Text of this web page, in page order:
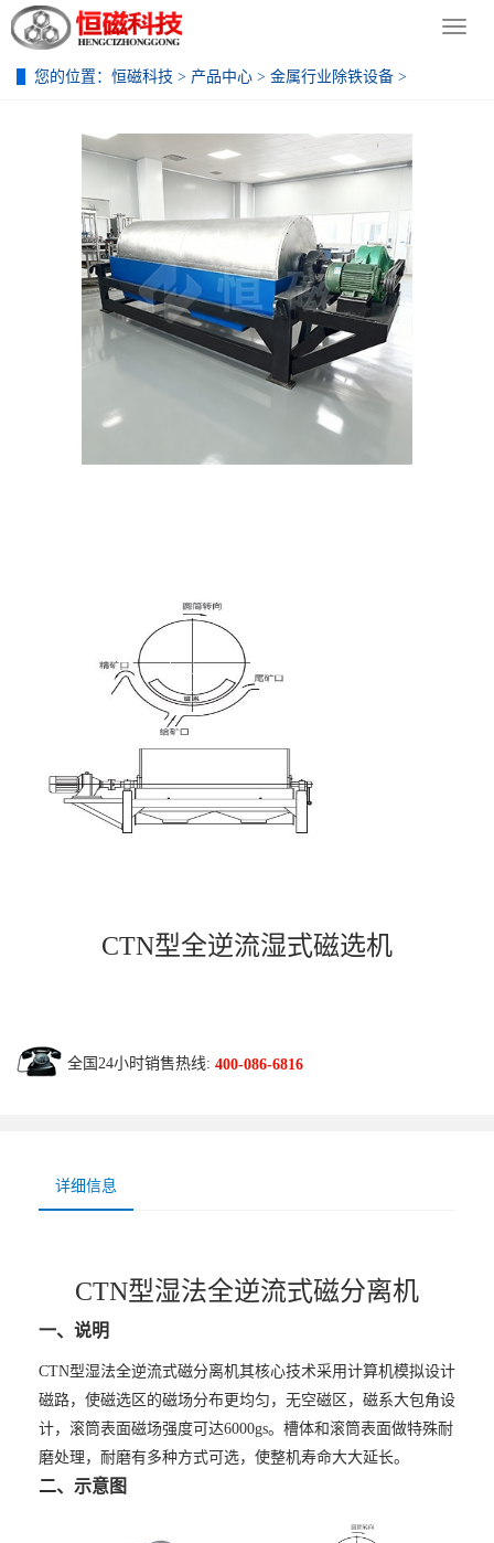
导
导
您的位置： 恒磁科技 > 产品中心 > 金属行业除铁设备 >
CTN型全逆流湿式磁选机
全国24小时销售热线: 400-086-6816
详细信息
CTN型湿法全逆流式磁分离机
一、说明
CTN型湿法全逆流式磁分离机其核心技术采用计算机模拟设计
磁路，使磁选区的磁场分布更均匀，无空磁区，磁系大包角设
计，滚筒表面磁场强度可达6000gs。槽体和滚筒表面做特殊耐
磨处理，耐磨有多种方式可选，使整机寿命大大延长。
二、示意图